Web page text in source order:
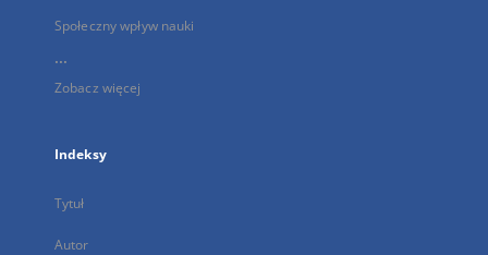
Społeczny wpływ nauki
...
Zobacz więcej
Indeksy
Tytuł
Autor